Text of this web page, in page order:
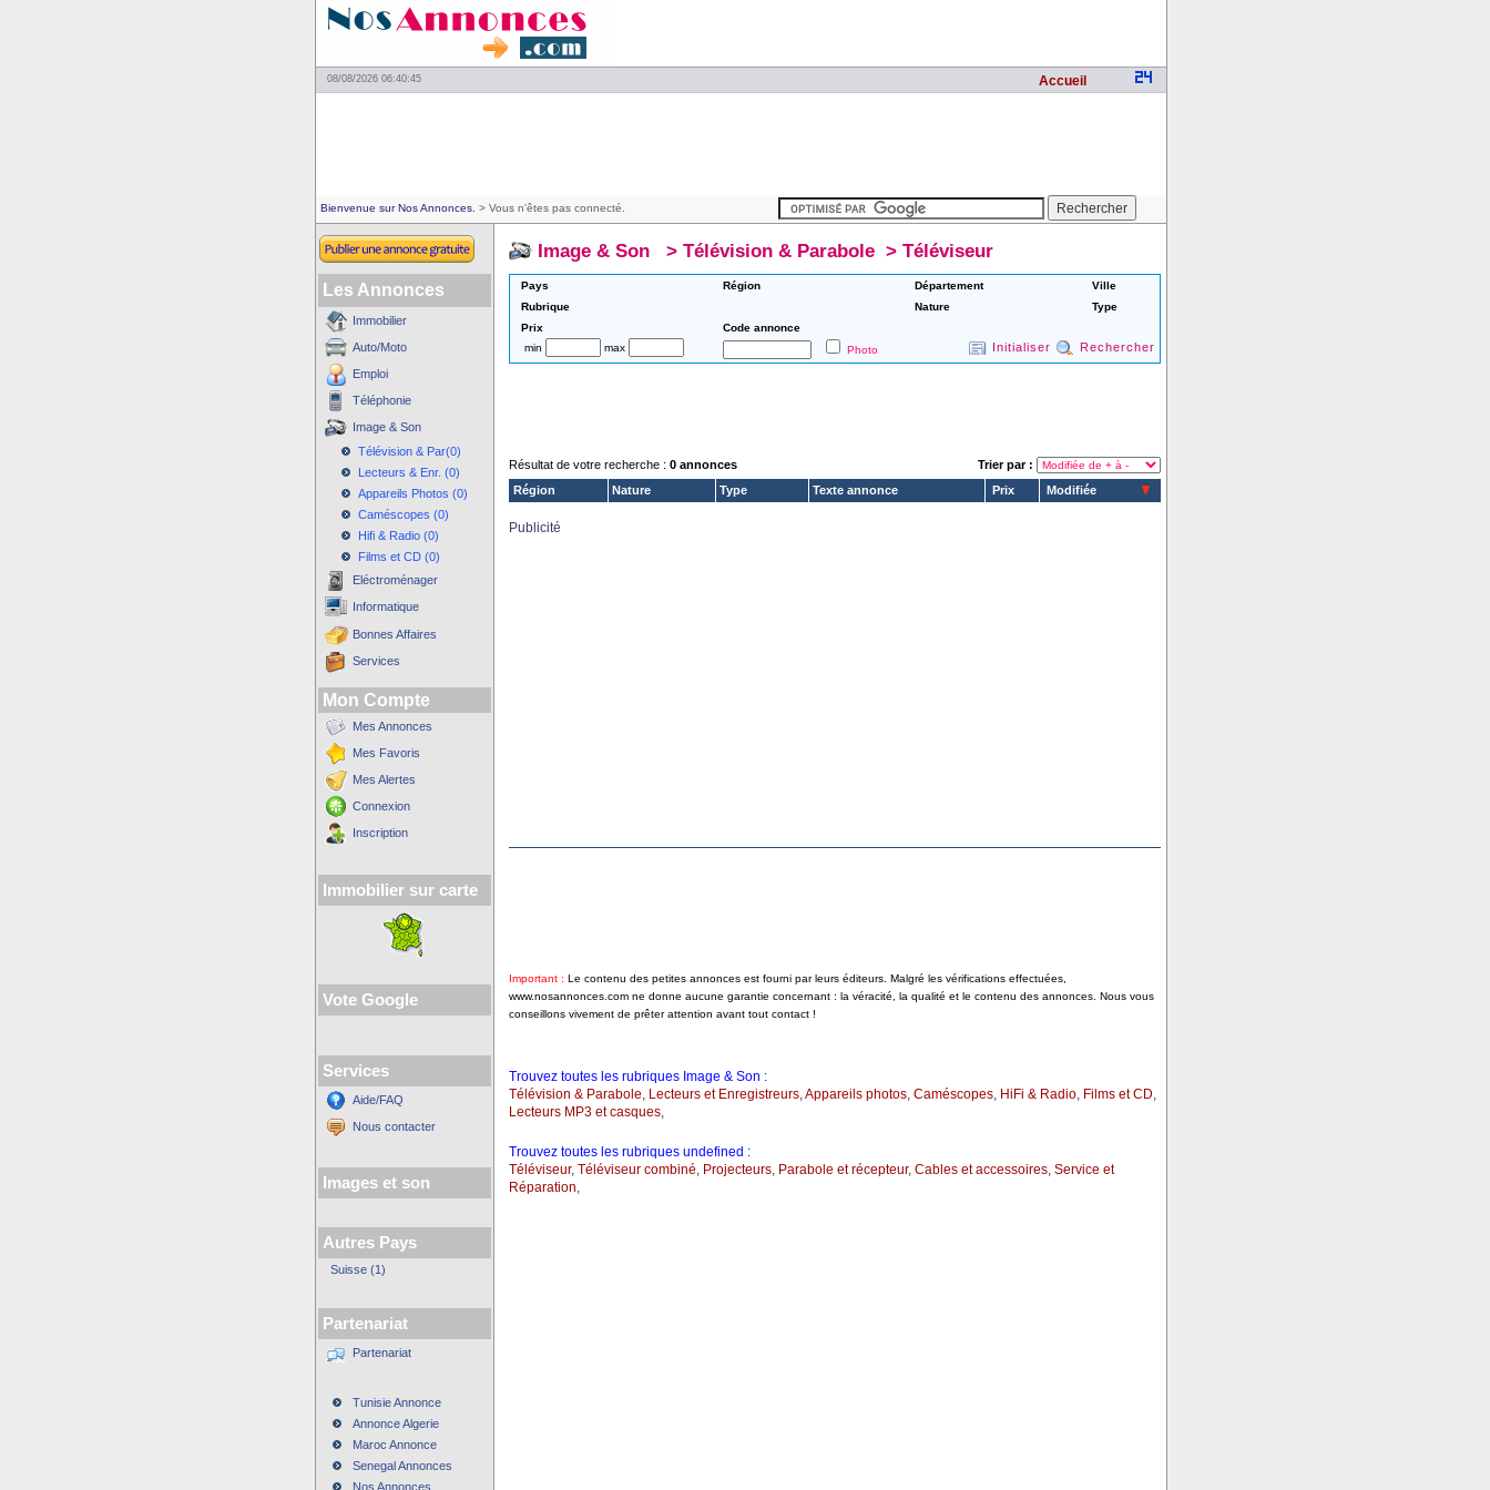
08/08/2026 06:40:45 Accueil
Bienvenue sur Nos Annonces. > Vous n'êtes pas connecté.
Les Annonces
Immobilier
Auto/Moto
Emploi
Téléphonie
Image & Son
Télévision & Par(0)
Lecteurs & Enr. (0)
Appareils Photos (0)
Caméscopes (0)
Hifi & Radio (0)
Films et CD (0)
Eléctroménager
Informatique
Bonnes Affaires
Services
Mon Compte
Mes Annonces
Mes Favoris
Mes Alertes
Connexion
Inscription
Immobilier sur carte
Vote Google
Services
Aide/FAQ
Nous contacter
Images et son
Autres Pays
Suisse (1)
Partenariat
Partenariat
Tunisie Annonce
Annonce Algerie
Maroc Annonce
Senegal Annonces
Nos Annonces
Image & Son > Télévision & Parabole> Téléviseur
Pays Région Département
Ville
Rubrique
Nature
Type
Prix
Code annonce
min
max Photo Initialiser Rechercher
Résultat de votre recherche : 0 annonces
Trier par :
Région
Nature Type Texte annonce Prix Modifiée
Publicité
Important : Le contenu des petites annonces est fourni par leurs éditeurs. Malgré les vérifications effectuées,
www.nosannonces.com ne donne aucune garantie concernant : la véracité, la qualité et le contenu des annonces. Nous vous
conseillons vivement de prêter attention avant tout contact !
Trouvez toutes les rubriques Image & Son :
Télévision & Parabole, Lecteurs et Enregistreurs,Appareils photos, Caméscopes, HiFi & Radio, Films et CD,
Lecteurs MP3 et casques,
Trouvez toutes les rubriques undefined :
Téléviseur, Téléviseur combiné, Projecteurs, Parabole et récepteur, Cables et accessoires, Service et
Réparation,